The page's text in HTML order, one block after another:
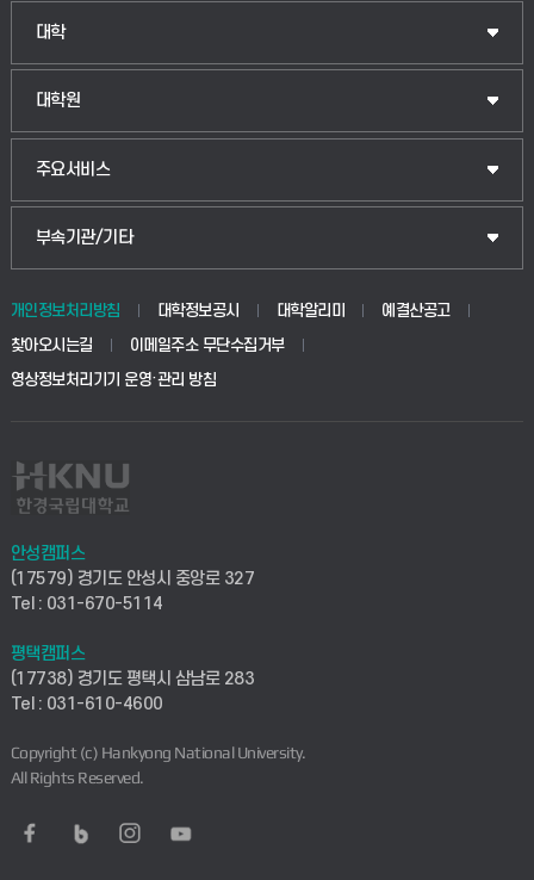
대학
인문융합공공인재학부
법경영학부
생명공학부
사회안전시스템공학부
컴퓨터응용수학부
ICT로봇기계공학부
전자전기공학부
디자인건축융합학부
AI융합학부
대학원
일반대학원
산업대학원
공공정책대학원
교육대학원
주요서비스
입학안내
웹메일
학사시스템(전문학사 및 전공심화)
사이버캠퍼스(전문학사 및 전공심화)
시설바로처리서비스
연구실안전관리시스템
산학연구관리시스템
찾아오시는길(평택)
통학버스안내(안성)
부속기관/기타
중앙도서관
학생생활관(안성)
산학협력단
취업지원센터
창업지원센터
현장실습지원센터
개인정보처리방침 대학정보공시 대학알리미
예결산공고
찾아오시는길
이메일주소 무단수집거부
영상정보처리기기 운영·관리 방침
안성캠퍼스
(17579) 경기도 안성시 중앙로 327
Tel : 031-670-5114
평택캠퍼스
(17738) 경기도 평택시 삼남로 283
Tel : 031-610-4600
Copyright (c) Hankyong National University.
All Rights Reserved.